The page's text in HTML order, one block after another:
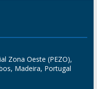
Zona Oeste (PEZO),
Madeira, Portugal